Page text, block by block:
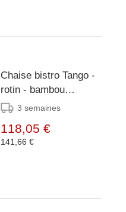
Chaise bistro Tango -
rotin - bambou
blanc/noir
3 semaines
118,05 €
141,66 €